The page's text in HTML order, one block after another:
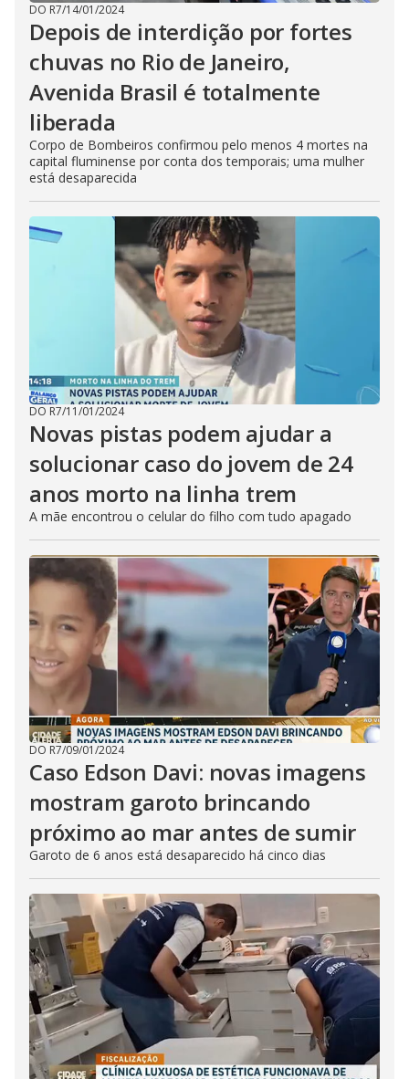
DO R7/14/01/2024
Depois de interdição por fortes
chuvas no Rio de Janeiro,
Avenida Brasil é totalmente
liberada
Corpo de Bombeiros confirmou pelo menos 4 mortes na
capital fluminense por conta dos temporais; uma mulher
está desaparecida
DO R7/11/01/2024
Novas pistas podem ajudar a
solucionar caso do jovem de 24
anos morto na linha trem
A mãe encontrou o celular do filho com tudo apagado
DO R7/09/01/2024
Caso Edson Davi: novas imagens
mostram garoto brincando
próximo ao mar antes de sumir
Garoto de 6 anos está desaparecido há cinco dias